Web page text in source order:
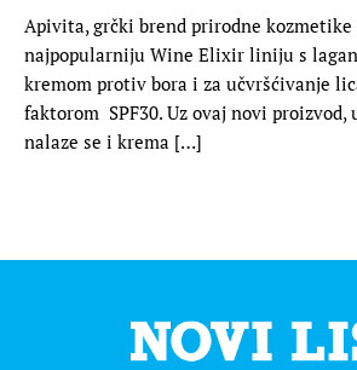
Apivita, grčki brend prirodne kozmetike
najpopularniju Wine Elixir liniju s
kremom protiv bora i za učvršćivanje
faktorom SPF30. Uz ovaj novi
nalaze se i krema […]